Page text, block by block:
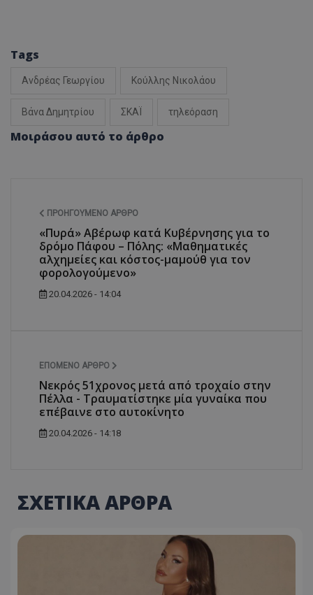
Tags
Ανδρέας Γεωργίου Κούλλης Νικολάου
Βάνα Δημητρίου ΣΚΑΪ τηλεόραση
Μοιράσου αυτό το άρθρο
ΠΡΟΗΓΟΎΜΕΝΟ ΆΡΘΡΟ
«Πυρά» Αβέρωφ κατά Κυβέρνησης για το
δρόμο Πάφου – Πόλης: «Μαθηματικές
αλχημείες και κόστος-μαμούθ για τον
φορολογούμενο»
20.04.2026 - 14:04
ΕΠΌΜΕΝΟ ΆΡΘΡΟ
Νεκρός 51χρονος μετά από τροχαίο στην
Πέλλα - Τραυματίστηκε μία γυναίκα που
επέβαινε στο αυτοκίνητο
20.04.2026 - 14:18
ΣΧΕΤΙΚΑ ΑΡΘΡΑ